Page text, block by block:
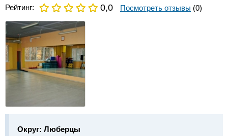
Рейтинг: 0,0 Посмотреть отзывы (0)
Округ: Люберцы